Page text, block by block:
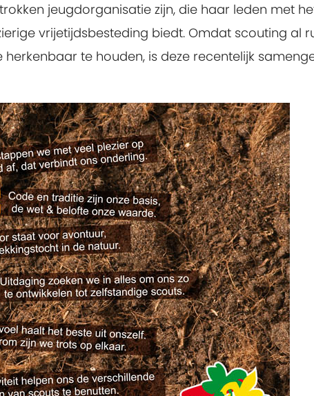
jeugdorganisatie zijn, die haar leden met
vrijetijdsbesteding biedt. Omdat scouting al
herkenbaar te houden, is deze recentelijk